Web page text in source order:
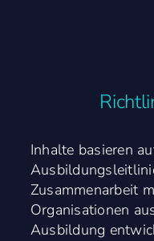
Inhalte basieren
Zusammenarbeit
Organisationen
Ausbildung